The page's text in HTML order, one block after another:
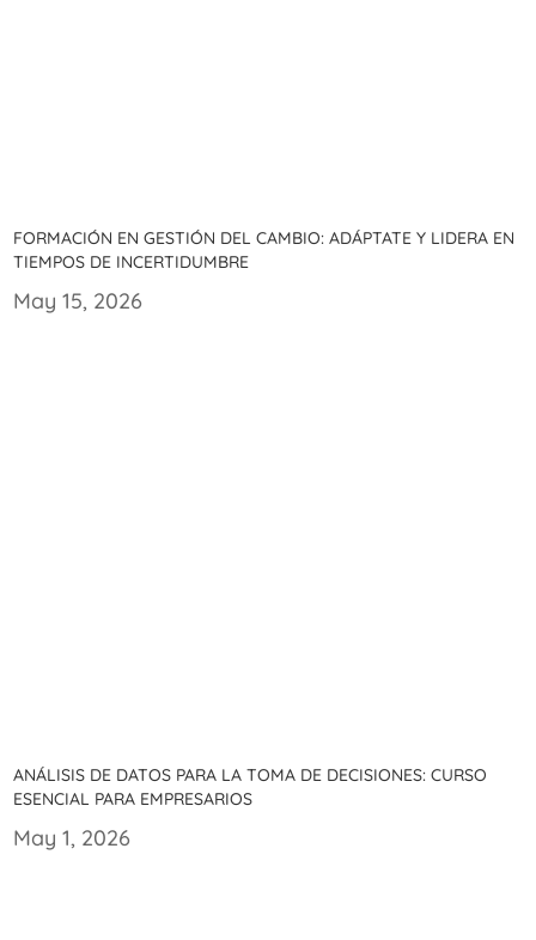
Formación en gestión del cambio: Adáptate y lidera en
tiempos de incertidumbre
May 15, 2026
Análisis de datos para la toma de decisiones: Curso
esencial para empresarios
May 1, 2026